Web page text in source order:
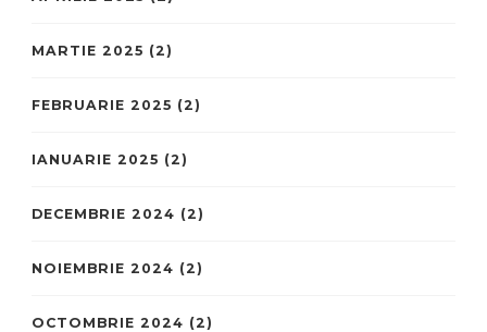
MARTIE 2025 (2)
FEBRUARIE 2025 (2)
IANUARIE 2025 (2)
DECEMBRIE 2024 (2)
NOIEMBRIE 2024 (2)
OCTOMBRIE 2024 (2)